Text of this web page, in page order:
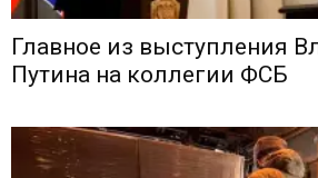
Главное из выступления
Путина на коллегии ФСБ